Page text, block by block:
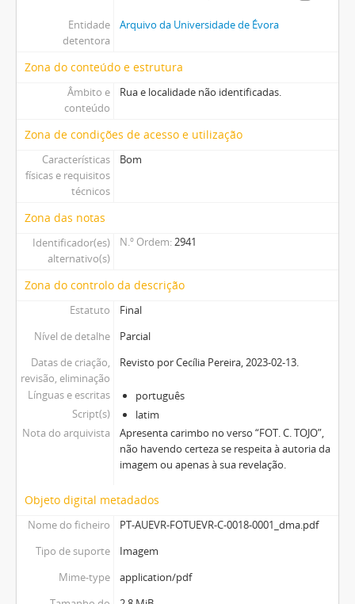
Entidade
detentora
Arquivo da Universidade de Évora
Zona do conteúdo e estrutura
Âmbito e
conteúdo
Rua e localidade não identificadas.
Zona de condições de acesso e utilização
Características
físicas e requisitos
técnicos
Bom
Zona das notas
Identificador(es)
alternativo(s)
N.º Ordem 2941
Zona do controlo da descrição
Estatuto
Final
Nível de detalhe
Parcial
Datas de criação,
revisão, eliminação
Revisto por Cecília Pereira, 2023-02-13.
Línguas e escritas
português
Script(s)
latim
Nota do arquivista
Apresenta carimbo no verso “FOT. C. TOJO”,
não havendo certeza se respeita à autoria da
imagem ou apenas à sua revelação.
Objeto digital metadados
Nome do ficheiro
PT-AUEVR-FOTUEVR-C-0018-0001_dma.pdf
Tipo de suporte
Imagem
Mime-type
application/pdf